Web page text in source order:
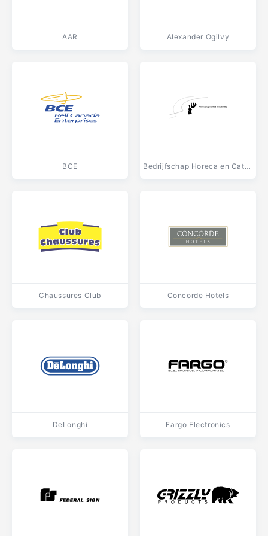
AAR Alexander Ogilvy
BCE Bedrijfschap Horeca en Catering
Chaussures Club Concorde Hotels
DeLonghi Fargo Electronics